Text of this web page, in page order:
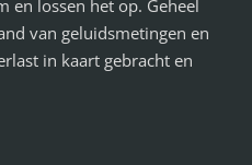
en lossen het op. Geheel
van geluidsmetingen en
in kaart gebracht en